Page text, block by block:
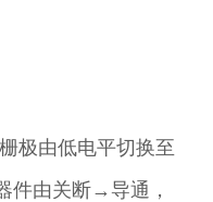
极由低电平切换至
件由关断→导通，